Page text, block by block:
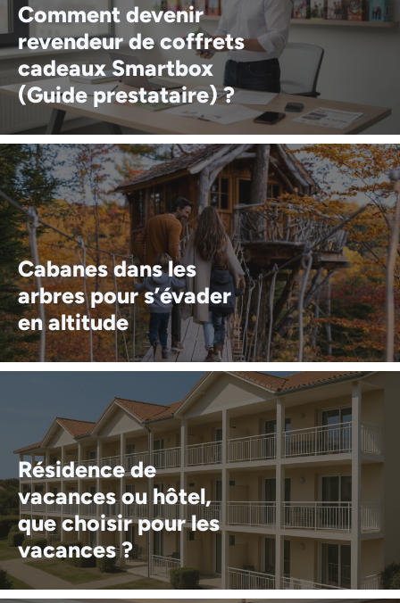
Comment devenir
revendeur de coffrets
cadeaux Smartbox
(Guide prestataire) ?
Cabanes dans les
arbres pour s’évader
en altitude
Résidence de
vacances ou hôtel,
que choisir pour les
vacances ?